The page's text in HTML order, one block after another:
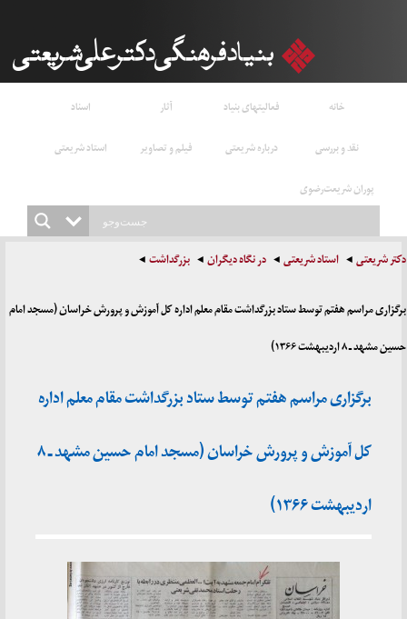
خانه فعالیتهای بنیاد آثار
اسناد
نقد و بررسی
درباره شریعتی فیلم و تصاویر
استاد شریعتی
پوران شریعت‌رضوی
دکتر شریعتی استاد شریعتی در نگاه دیگران بزرگداشت
برگزاری مراسم هفتم توسط ستاد بزرگداشت مقام معلم اداره کل آموزش و پرورش خراسان (مسجد امام
حسین مشهد ـ ۸ اردیبهشت ۱۳۶۶)
برگزاری مراسم هفتم توسط ستاد بزرگداشت مقام معلم اداره
کل آموزش و پرورش خراسان (مسجد امام حسین مشهد ـ ۸
اردیبهشت ۱۳۶۶)